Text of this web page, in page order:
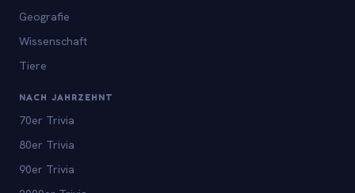
Geografie
Wissenschaft
Tiere
NACH JAHRZEHNT
70er Trivia
80er Trivia
90er Trivia